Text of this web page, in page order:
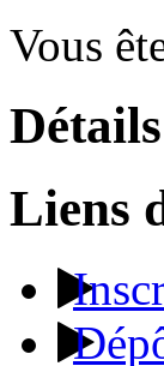
Vous
Liens